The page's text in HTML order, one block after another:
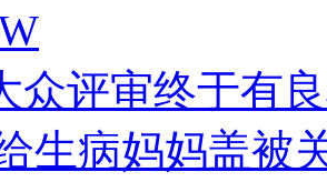
众评审终于有
生病妈妈盖被